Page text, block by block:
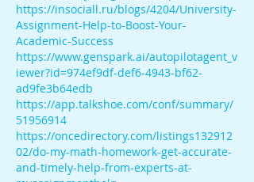
https://insociall.ru/blogs/4204/University-
Assignment-Help-to-Boost-Your-
Academic-Success
https://www.genspark.ai/autopilotagent_v
iewer?id=974ef9df-def6-4943-bf62-
ad9fe3b64edb
https://app.talkshoe.com/conf/summary/
51956914
https://oncedirectory.com/listings132912
02/do-my-math-homework-get-accurate-
and-timely-help-from-experts-at-